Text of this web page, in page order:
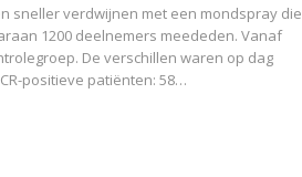
sneller verdwijnen met een mondspray die
1200 deelnemers meededen. Vanaf
De verschillen waren op dag
positieve patiënten: 58…